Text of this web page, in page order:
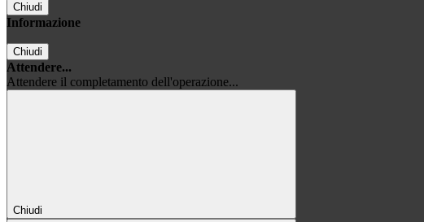
Chiudi
Informazione
Chiudi
Attendere...
Attendere il completamento dell'operazione...
Chiudi